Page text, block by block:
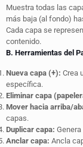
Muestra todas las
más baja (al fondo)
Cada capa se
contenido.
B. Herramientas del
Nueva capa (+): Crea
específica.
Eliminar capa
Mover hacia arriba/
capas.
Duplicar capa:
Anclar capa: Ancla